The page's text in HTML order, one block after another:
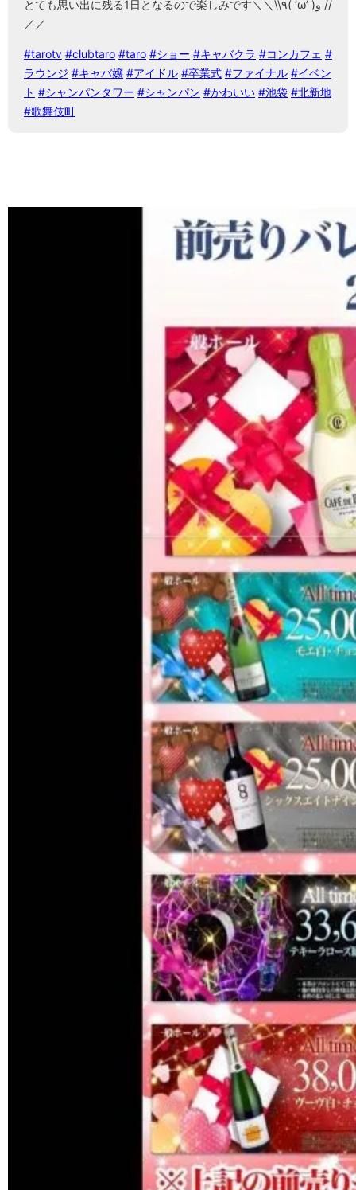
とても思い出に残る1日となるので楽しみです＼＼\\٩( ‘ω’ )و //
／／
#tarotv #clubtaro #taro #ショー #キャバクラ #コンカフェ #
ラウンジ #キャバ嬢 #アイドル #卒業式 #ファイナル #イベン
ト #シャンパンタワー #シャンパン #かわいい #池袋 #北新地
#歌舞伎町